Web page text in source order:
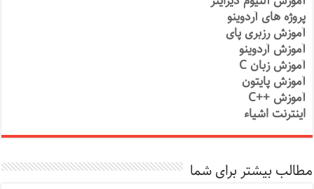
پروژه های آردوینو
آموزش رزبری پای
آموزش آردوینو
آموزش زبان C
آموزش پایتون
آموزش ++C
اینترنت اشیاء
مطالب بیشتر برای شما